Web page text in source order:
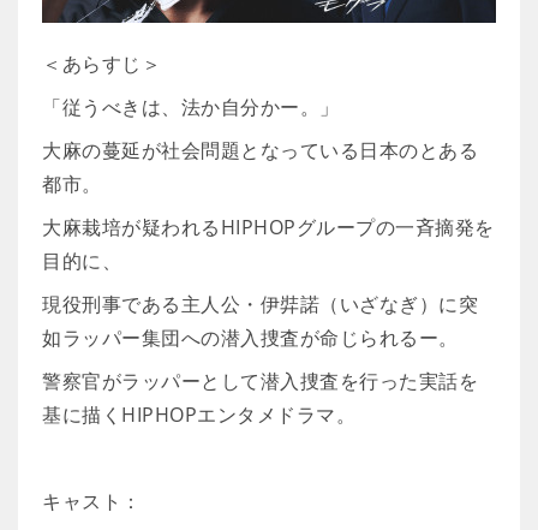
＜あらすじ＞
「従うべきは、法か自分かー。」
大麻の蔓延が社会問題となっている日本のとある
都市。
大麻栽培が疑われるHIPHOPグループの一斉摘発を
目的に、
現役刑事である主人公・伊弉諾（いざなぎ）に突
如ラッパー集団への潜入捜査が命じられるー。
警察官がラッパーとして潜入捜査を行った実話を
基に描くHIPHOPエンタメドラマ。
キャスト：